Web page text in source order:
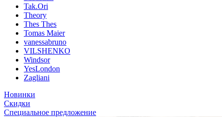
Tak.Ori
Theory
Thes Thes
Tomas Maier
vanessabruno
VILSHENKO
Windsor
YesLondon
Zagliani
Новинки
Скидки
Специальное предложение